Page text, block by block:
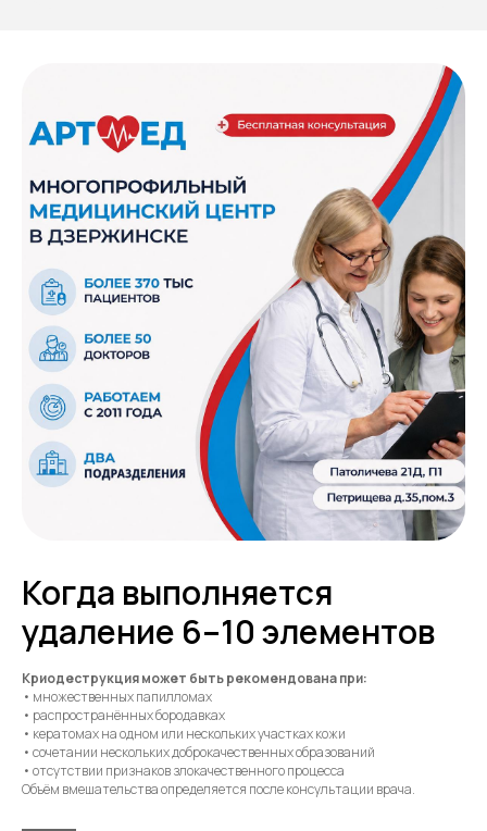
Когда выполняется
удаление 6–10 элементов
Криодеструкция может быть рекомендована при:
• множественных папилломах
• распространённых бородавках
• кератомах на одном или нескольких участках кожи
• сочетании нескольких доброкачественных образований
• отсутствии признаков злокачественного процесса
Объём вмешательства определяется после консультации врача.